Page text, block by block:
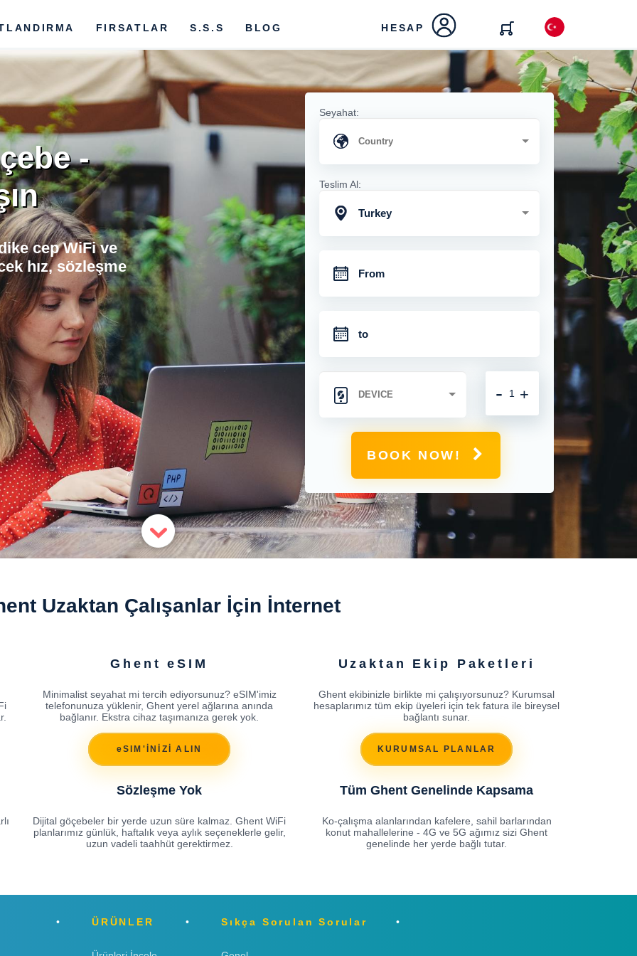
FIRSATLAR S.S.S BLOG HESAP
-
cep WiFi ve
hız, sözleşme
Seyahat:
Teslim Al:
Turkey
+
-
BOOK NOW!
Uzaktan Çalışanlar İçin İnternet
Ghent eSIM
Minimalist seyahat mi tercih ediyorsunuz? eSIM'imiz
telefonunuza yüklenir, Ghent yerel ağlarına anında
bağlanır. Ekstra cihaz taşımanıza gerek yok.
eSIM'İNİZİ ALIN
Uzaktan Ekip Paketleri
Ghent ekibinizle birlikte mi çalışıyorsunuz? Kurumsal
hesaplarımız tüm ekip üyeleri için tek fatura ile bireysel
bağlantı sunar.
KURUMSAL PLANLAR
Sözleşme Yok
Dijital göçebeler bir yerde uzun süre kalmaz. Ghent WiFi
planlarımız günlük, haftalık veya aylık seçeneklerle gelir,
uzun vadeli taahhüt gerektirmez.
Tüm Ghent Genelinde Kapsama
Ko-çalışma alanlarından kafelere, sahil barlarından
konut mahallelerine - 4G ve 5G ağımız sizi Ghent
genelinde her yerde bağlı tutar.
ÜRÜNLER Sıkça Sorulan Sorular